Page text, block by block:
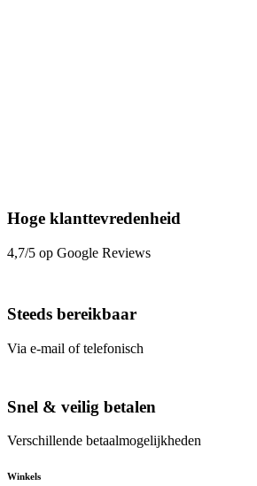
Hoge klanttevredenheid
4,7/5 op Google Reviews
Steeds bereikbaar
Via e-mail of telefonisch
Snel & veilig betalen
Verschillende betaalmogelijkheden
Winkels